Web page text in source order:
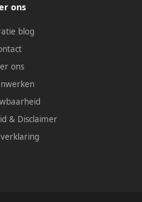
ons
blog
ons
& Disclaimer